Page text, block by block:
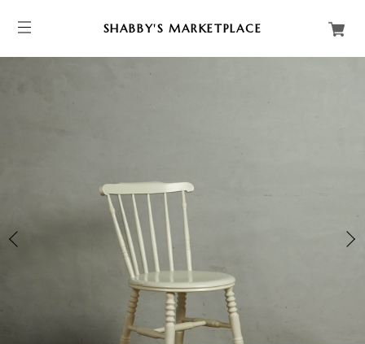
SHABBY'S MARKETPLACE